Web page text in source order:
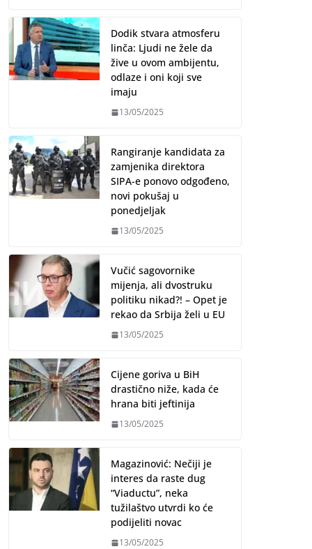
Dodik stvara atmosferu
linča: Ljudi ne žele da
žive u ovom ambijentu,
odlaze i oni koji sve
imaju
13/05/2025
Rangiranje kandidata za
zamjenika direktora
SIPA-e ponovo odgođeno,
novi pokušaj u
ponedjeljak
13/05/2025
Vučić sagovornike
mijenja, ali dvostruku
politiku nikad?! – Opet je
rekao da Srbija želi u EU
13/05/2025
Cijene goriva u BiH
drastično niže, kada će
hrana biti jeftinija
13/05/2025
Magazinović: Nečiji je
interes da raste dug
“Viaductu”, neka
tužilaštvo utvrdi ko će
podijeliti novac
13/05/2025